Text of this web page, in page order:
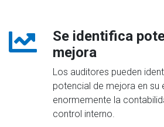
Se identifica
mejora
Los auditores pueden
potencial de mejora en su
enormemente la
control interno.